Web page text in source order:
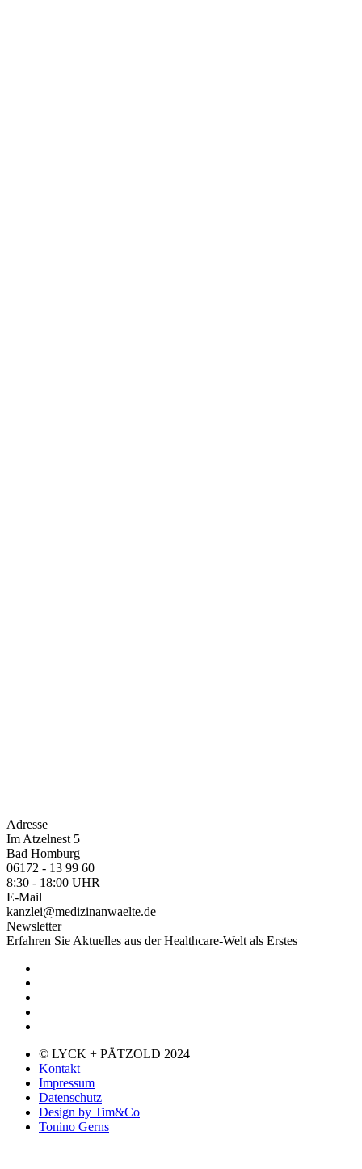
Adresse
Im Atzelnest 5
Bad Homburg
06172 - 13 99 60
8:30 - 18:00 UHR
E-Mail
kanzlei@medizinanwaelte.de
Newsletter
Erfahren Sie Aktuelles aus der Healthcare-Welt als Erstes
© LYCK + PÄTZOLD 2024
Kontakt
Impressum
Datenschutz
Design by Tim&Co
Tonino Gerns